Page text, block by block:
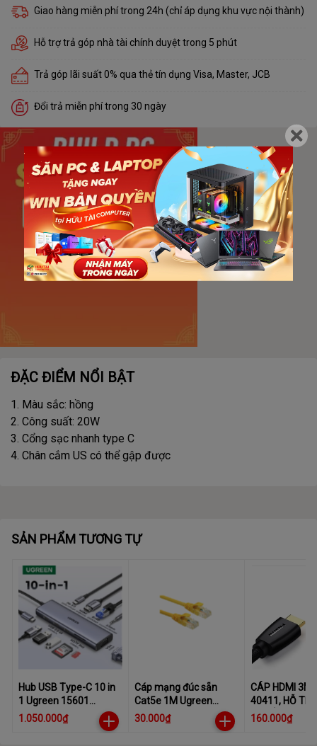
Giao hàng miễn phí trong 24h (chỉ áp dụng khu vực nội thành)
Hỗ trợ trả góp nhà tài chính duyệt trong 5 phút
Trả góp lãi suất 0% qua thẻ tín dụng Visa, Master, JCB
Đổi trả miễn phí trong 30 ngày
ĐẶC ĐIỂM NỔI BẬT
1. Màu sắc: hồng
2. Công suất: 20W
3. Cổng sạc nhanh type C
4. Chân cắm US có thể gập được
SẢN PHẨM TƯƠNG TỰ
Hub USB Type-C 10 in
1 Ugreen 15601
CM498 1x HDMI
4k30Hz, VGA FullHD, 3x
1.050.000₫
Cáp mạng đúc sẵn
Cat5e 1M Ugreen
11230 màu vàng cao
30.000₫
CÁP HDMI 3M
40411, HỖ
CHUẨN 2.0
160.000₫